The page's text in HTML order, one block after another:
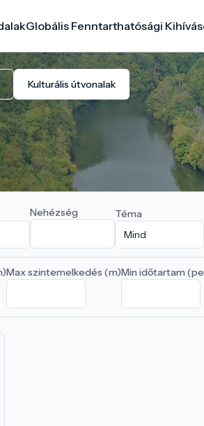
Globális Fenntarthatósági
Kulturális útvonalak
Nehézség Téma
Max szintemelkedés (m)Min időtartam